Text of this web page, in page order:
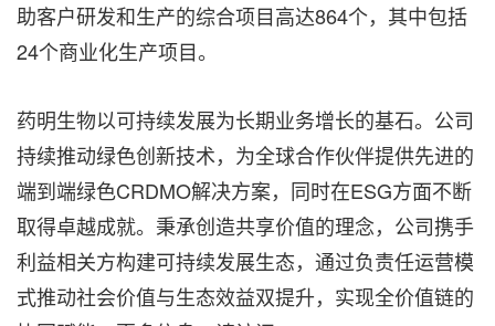
助客户研发和生产的综合项目高达864个，其中包括
24个商业化生产项目。
药明生物以可持续发展为长期业务增长的基石。公司
持续推动绿色创新技术，为全球合作伙伴提供先进的
端到端绿色CRDMO解决方案，同时在ESG方面不断
取得卓越成就。秉承创造共享价值的理念，公司携手
利益相关方构建可持续发展生态，通过负责任运营模
式推动社会价值与生态效益双提升，实现全价值链的